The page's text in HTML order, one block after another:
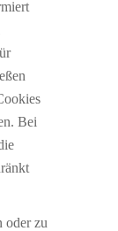
Bei
oder zu